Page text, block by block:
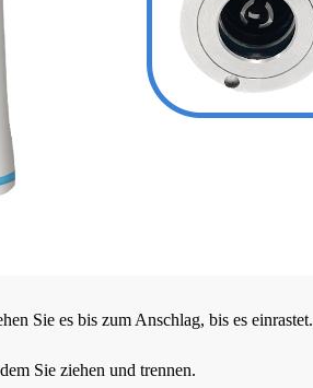
Sie es bis zum Anschlag, bis es einrastet.
Sie ziehen und trennen.